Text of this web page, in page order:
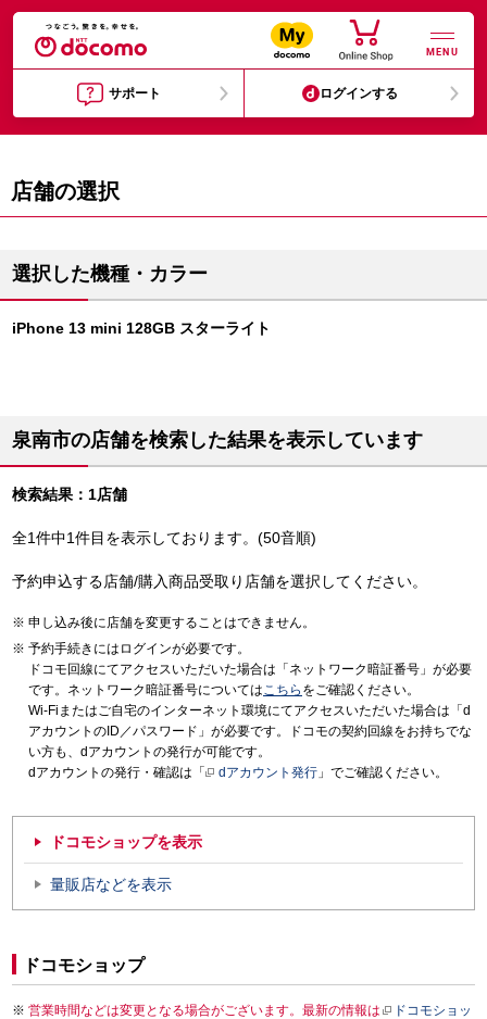
MENU
サポート ログインする
店舗の選択
選択した機種・カラー
iPhone 13 mini 128GB スターライト
泉南市の店舗を検索した結果を表示しています
検索結果：1店舗
全1件中1件目を表示しております。(50音順)
予約申込する店舗/購入商品受取り店舗を選択してください。
申し込み後に店舗を変更することはできません。
予約手続きにはログインが必要です。
ドコモ回線にてアクセスいただいた場合は「ネットワーク暗証番号」が必要
です。ネットワーク暗証番号についてはこちら をご確認ください。
Wi-Fiまたはご自宅のインターネット環境にてアクセスいただいた場合は「d
アカウントのID／パスワード」が必要です。ドコモの契約回線をお持ちでな
い方も、dアカウントの発行が可能です。
dアカウントの発行・確認は「
dアカウント発行 」でご確認ください。
ドコモショップを表示
量販店などを表示
ドコモショップ
営業時間などは変更となる場合がございます。最新の情報は
ドコモショッ